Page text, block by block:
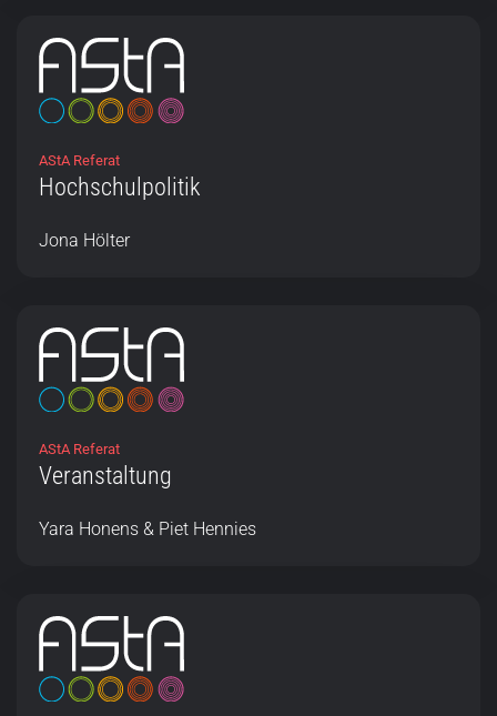
AStA Referat
Hochschulpolitik
Jona Hölter
AStA Referat
Veranstaltung
Yara Honens & Piet Hennies